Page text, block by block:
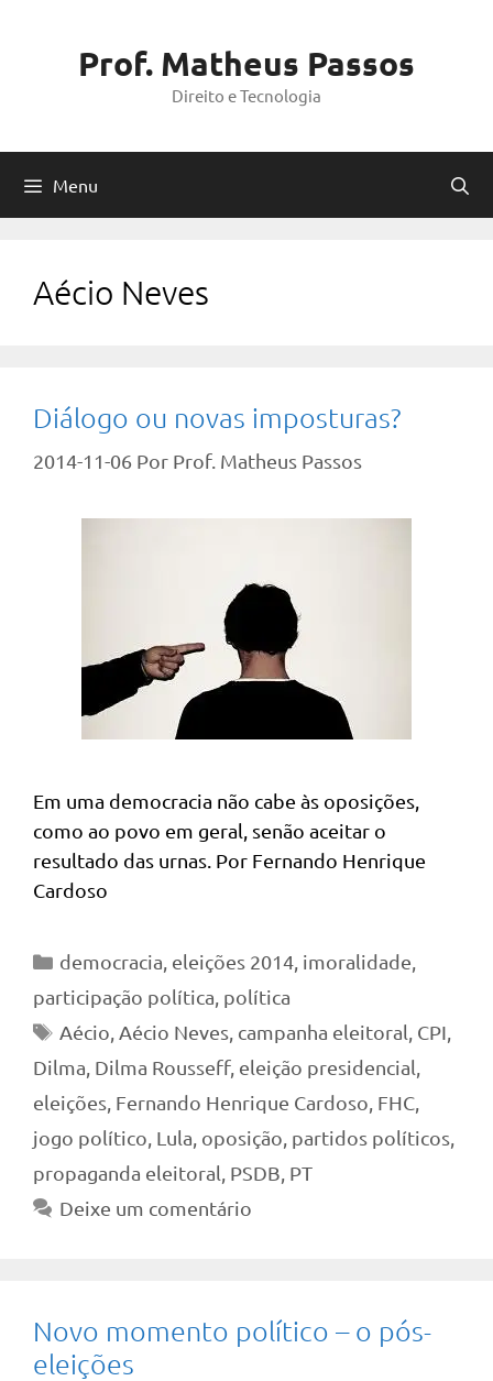
Prof. Matheus Passos
Direito e Tecnologia
Menu
Aécio Neves
Diálogo ou novas imposturas?
2014-11-06 Por Prof. Matheus Passos
Em uma democracia não cabe às oposições,
como ao povo em geral, senão aceitar o
resultado das urnas. Por Fernando Henrique
Cardoso
Categorias
democracia eleições 2014, imoralidade
participação política política
Tags
Aécio Aécio Neves, campanha eleitoral CPI
Dilma Dilma Rousseff, eleição presidencial
eleições Fernando Henrique Cardoso FHC
jogo político Lula oposição partidos políticos
propaganda eleitoral PSDB PT
Deixe um comentário
Novo momento político – o pós-
eleições